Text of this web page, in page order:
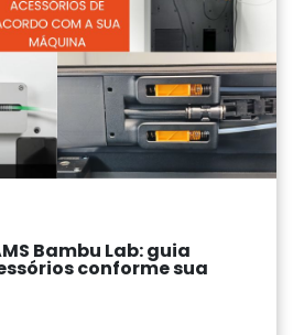
Bambu Lab: guia
conforme sua